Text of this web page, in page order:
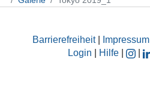
Barrierefreiheit| Impressum
Login
Hilfe